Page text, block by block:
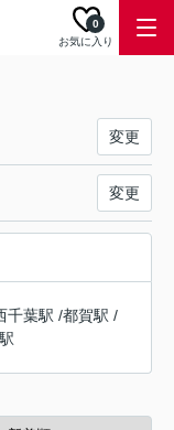
お気に入り
0
変更
変更
千葉駅 /都賀駅 /